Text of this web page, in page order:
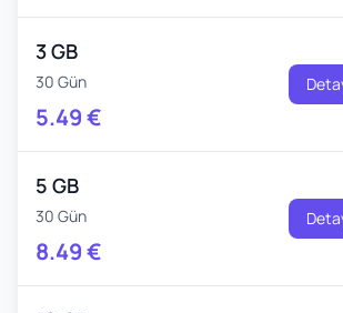
3 GB
30 Gün
5.49€
5 GB
30 Gün
8.49€